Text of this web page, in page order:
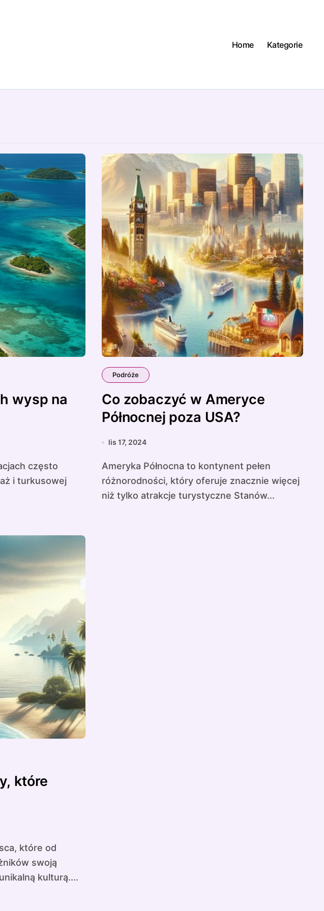
Home Kategorie
wysp na
i turkusowej
Podróże
Co zobaczyć w Ameryce
Północnej poza USA?
lis 17, 2024
Ameryka Północna to kontynent pełen
różnorodności, który oferuje znacznie więcej
niż tylko atrakcje turystyczne Stanów...
które
swoją
kulturą....